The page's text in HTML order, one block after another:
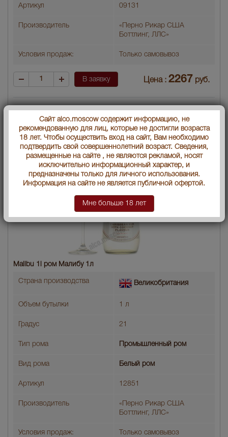
Артикул 09131
Производитель
«Перно Рикар США
Боттлинг, ЛЛС»
Условия продаж: Только самовывоз
В заявку Цена : 2267 руб.
Malibu 1l ром Малибу 1л
Страна производства Великобритания
Объем бутылки 1 л
Градус 21
Тип рома Промышленный ром
Вид рома Белый ром
Артикул 12851
Производитель
«Перно Рикар США
Боттлинг, ЛЛС»
Условия продаж: Только самовывоз
Сайт alco.moscow содержит информацию, не
рекомендованную для лиц, которые не достигли возраста
18 лет. Чтобы осуществить вход на сайт, Вам необходимо
подтвердить свой совершеннолетний возраст. Сведения,
размещенные на сайте , не являются рекламой, носят
исключительно информационный характер, и
предназначены только для личного использования.
Информация на сайте не является публичной офертой.
Мне больше 18 лет